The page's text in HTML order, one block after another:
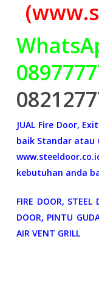
JUAL Fire Door,
baik Standar atau
kebutuhan anda
FIRE DOOR, STEEL
DOOR, PINTU
AIR VENT GRILL